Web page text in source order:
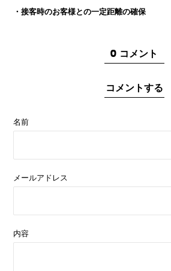
・接客時のお客様との一定距離の確保
0 コメント
コメントする
名前
メールアドレス
内容